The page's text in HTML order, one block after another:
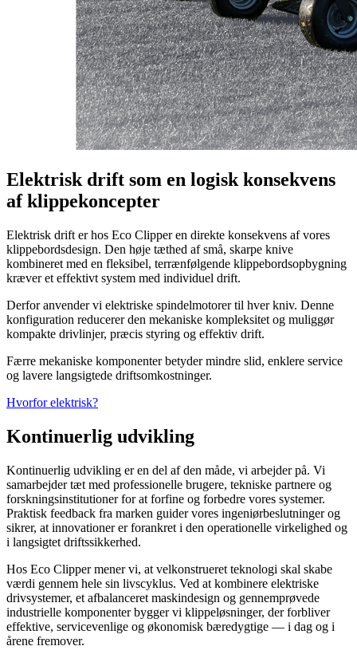
Elektrisk drift som en logisk konsekvens
af klippekoncepter
Elektrisk drift er hos Eco Clipper en direkte konsekvens af vores
klippebordsdesign. Den høje tæthed af små, skarpe knive
kombineret med en fleksibel, terrænfølgende klippebordsopbygning
kræver et effektivt system med individuel drift.
Derfor anvender vi elektriske spindelmotorer til hver kniv. Denne
konfiguration reducerer den mekaniske kompleksitet og muliggør
kompakte drivlinjer, præcis styring og effektiv drift.
Færre mekaniske komponenter betyder mindre slid, enklere service
og lavere langsigtede driftsomkostninger.
Hvorfor elektrisk?
Kontinuerlig udvikling
Kontinuerlig udvikling er en del af den måde, vi arbejder på. Vi
samarbejder tæt med professionelle brugere, tekniske partnere og
forskningsinstitutioner for at forfine og forbedre vores systemer.
Praktisk feedback fra marken guider vores ingeniørbeslutninger og
sikrer, at innovationer er forankret i den operationelle virkelighed og
i langsigtet driftssikkerhed.
Hos Eco Clipper mener vi, at velkonstrueret teknologi skal skabe
værdi gennem hele sin livscyklus. Ved at kombinere elektriske
drivsystemer, et afbalanceret maskindesign og gennemprøvede
industrielle komponenter bygger vi klippeløsninger, der forbliver
effektive, servicevenlige og økonomisk bæredygtige — i dag og i
årene fremover.